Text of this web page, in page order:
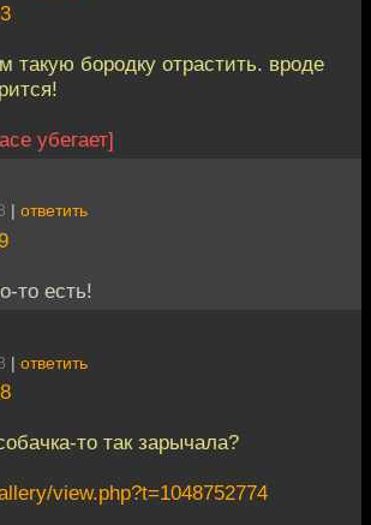
бородку отрастить. вроде
убегает]
| ответить
то есть!
| ответить
то так зарычала?
view.php?t=1048752774